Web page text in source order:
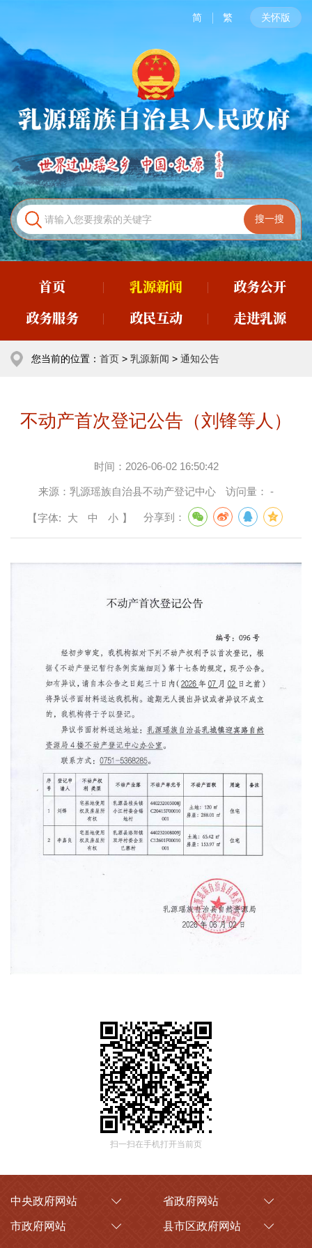
简 繁 关怀版
首页 乳源新闻
政务公开
政务服务
政民互动 走进乳源
您当前的位置： 首页 > 乳源新闻 > 通知公告
不动产首次登记公告（刘锋等人）
时间： 2026-06-02 16:50:42
来源： 乳源瑶族自治县不动产登记中心 访问量： -
【字体: 大 中 小 】 分享到：
扫一扫在手机打开当前页
中央政府网站 省政府网站
市政府网站 县市区政府网站